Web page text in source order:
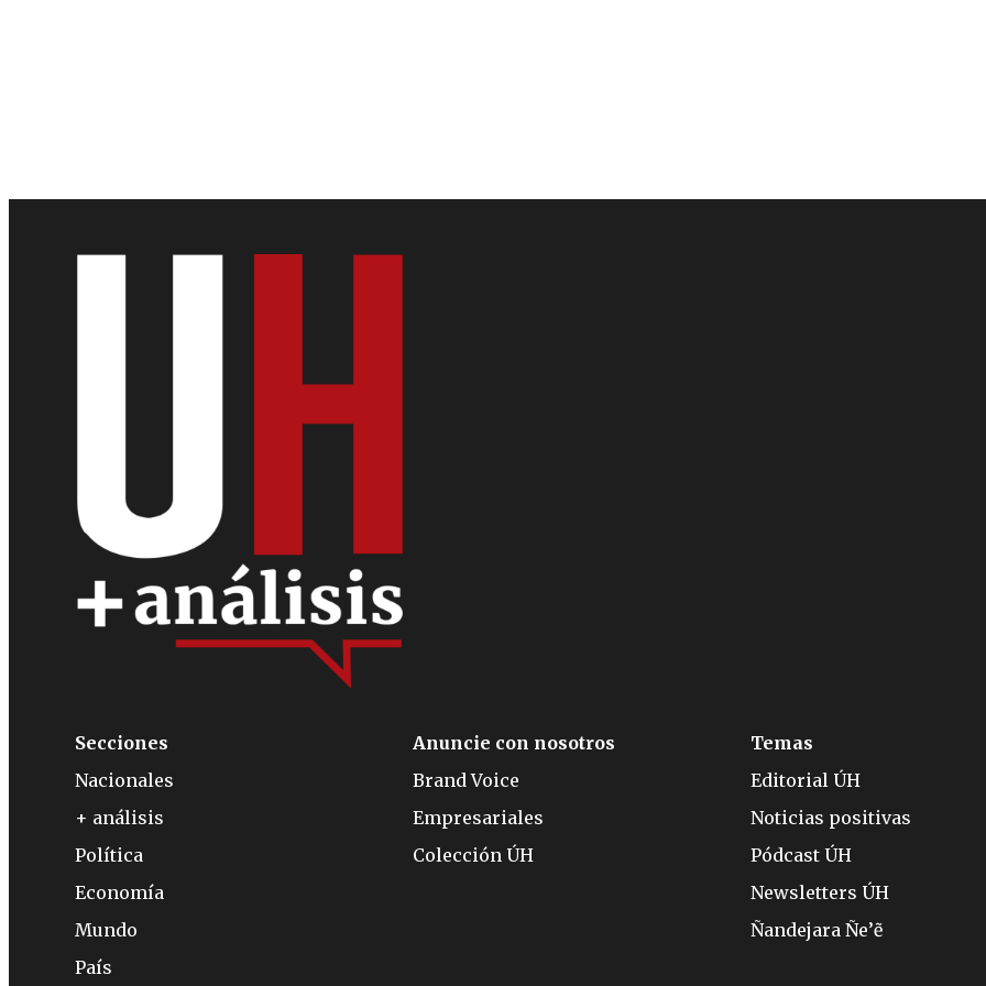
Secciones
Nacionales
+ análisis
Política
Economía
Mundo
País
Anuncie con nosotros
Brand Voice
Empresariales
Colección ÚH
Temas
Editorial ÚH
Noticias positivas
Pódcast ÚH
Newsletters ÚH
Ñandejara Ñe’ẽ